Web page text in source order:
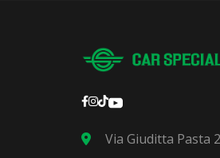
Via Giuditta Pasta